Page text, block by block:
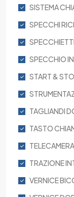
SISTEMA
SPECCHI
SPECCHIO
START &
TAGLIANDI
TASTO
TRAZIONE
VERNICE